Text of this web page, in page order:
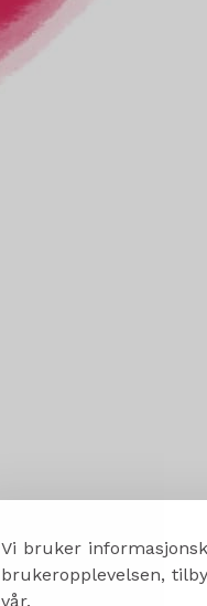
Vi bruker
brukeropplevelsen,
vår.